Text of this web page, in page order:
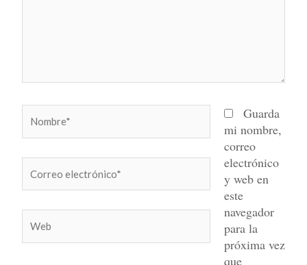
electrónico*
Guarda
mi nombre,
correo
electrónico
y web en
este
navegador
para la
próxima vez
que